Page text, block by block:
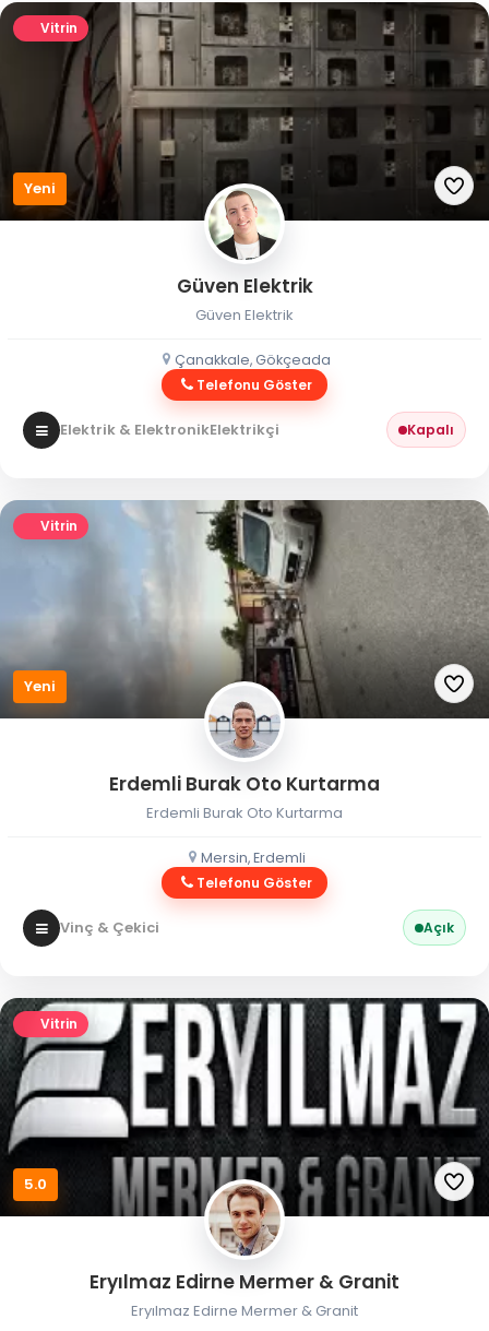
Vitrin
Yeni
Güven Elektrik
Güven Elektrik
Çanakkale, Gökçeada
Telefonu Göster
Elektrik & ElektronikElektrikçi Kapalı
Vitrin
Yeni
Erdemli Burak Oto Kurtarma
Erdemli Burak Oto Kurtarma
Mersin, Erdemli
Telefonu Göster
Vinç & Çekici Açık
Vitrin
5.0
Eryılmaz Edirne Mermer & Granit
Eryılmaz Edirne Mermer & Granit